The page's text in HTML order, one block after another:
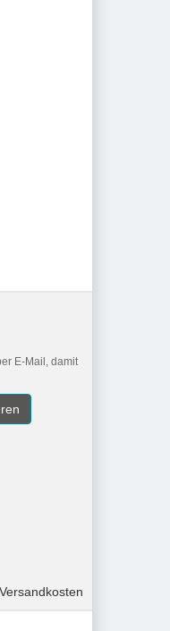
E-Mail, damit
Versandkosten